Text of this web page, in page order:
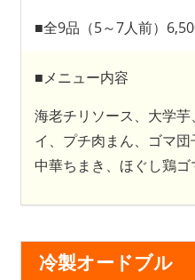
■全9品（5～7人前）
■メニュー内容
海老チリソース、大学
イ、プチ肉まん、ゴマ団
中華ちまき、ほぐし鶏
冷製オードブル